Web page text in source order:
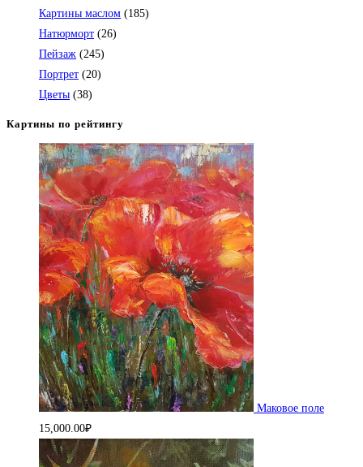
Картины маслом (185)
Натюрморт (26)
Пейзаж (245)
Портрет (20)
Цветы (38)
Картины по рейтингу
Маковое поле
15,000.00₽